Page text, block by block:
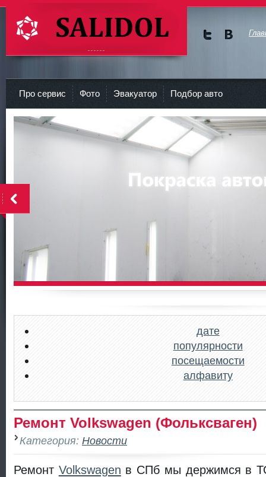
СТО Салидол | salidol в СПб и ЛО
Про сервис Фото Эвакуатор Подбор авто
дате
популярности
посещаемости
алфавиту
Ремонт Volkswagen (Фольксваген)
Категория: Новости
Ремонт Volkswagen в СПб мы держимся в